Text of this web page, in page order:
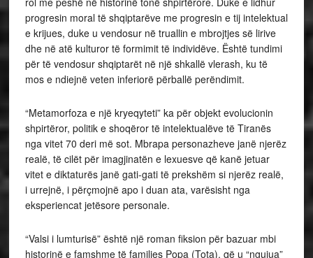
progresin moral të shqiptarëve me progresin e tij intelektual
e krijues, duke u vendosur në truallin e mbrojtjes së lirive
dhe në atë kulturor të formimit të individëve. Është tundimi
për të vendosur shqiptarët në një shkallë vlerash, ku të
mos e ndiejnë veten inferiorë përballë perëndimit.
“Metamorfoza e një kryeqyteti” ka për objekt evolucionin
shpirtëror, politik e shoqëror të intelektualëve të Tiranës
nga vitet 70 deri më sot. Mbrapa personazheve janë njerëz
realë, të cilët për imagjinatën e lexuesve që kanë jetuar
vitet e diktaturës janë gati-gati të prekshëm si njerëz realë,
i urrejnë, i përçmojnë apo i duan ata, varësisht nga
eksperiencat jetësore personale.
“Valsi i lumturisë” është një roman fiksion për bazuar mbi
historinë e famshme të familjes Popa (Tota), që u “ngujua”